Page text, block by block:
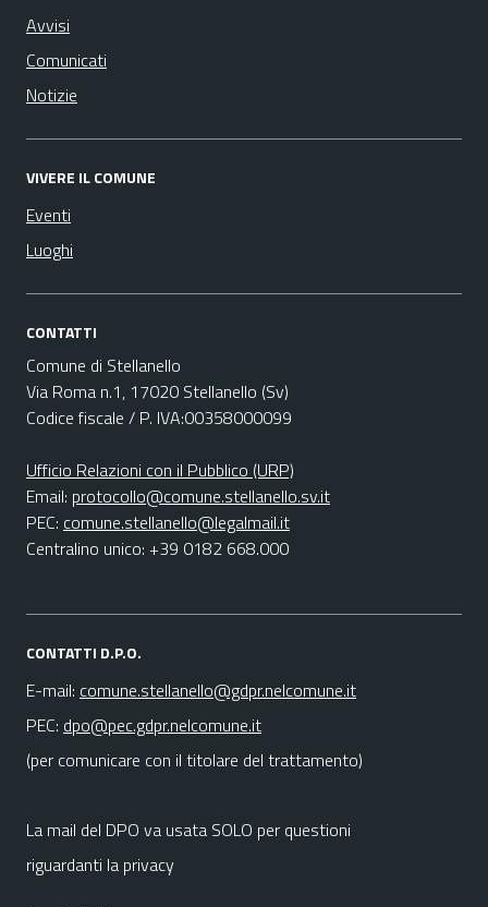
Avvisi
Comunicati
Notizie
VIVERE IL COMUNE
Eventi
Luoghi
CONTATTI
Comune di Stellanello
Via Roma n.1, 17020 Stellanello (Sv)
Codice fiscale / P. IVA:00358000099
Ufficio Relazioni con il Pubblico (URP)
Email: protocollo@comune.stellanello.sv.it
PEC: comune.stellanello@legalmail.it
Centralino unico: +39 0182 668.000
CONTATTI D.P.O.
E-mail: comune.stellanello@gdpr.nelcomune.it
PEC: dpo@pec.gdpr.nelcomune.it
(per comunicare con il titolare del trattamento)
La mail del DPO va usata SOLO per questioni
riguardanti la privacy